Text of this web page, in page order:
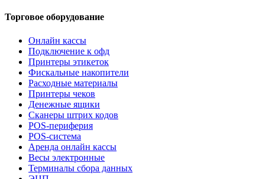
Торговое оборудование
Онлайн кассы
Подключение к офд
Принтеры этикеток
Фискальные накопители
Расходные материалы
Принтеры чеков
Денежные ящики
Сканеры штрих кодов
POS-периферия
POS-система
Аренда онлайн кассы
Весы электронные
Терминалы сбора данных